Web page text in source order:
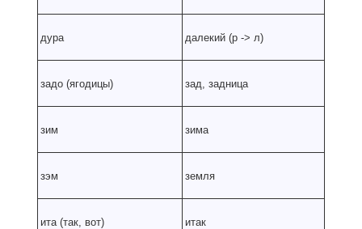
дура далекий (р -> л)
задо (ягодицы) зад, задница
зим зима
зэм земля
ита (так, вот) итак